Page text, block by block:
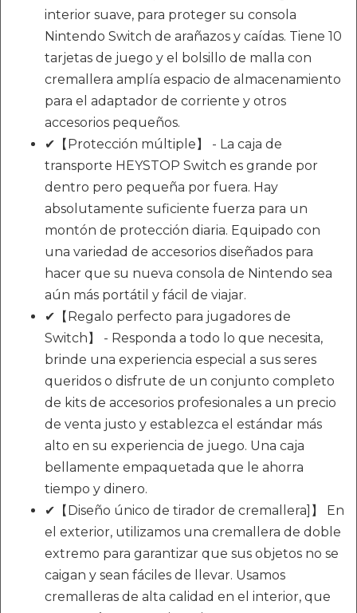
interior suave, para proteger su consola
Nintendo Switch de arañazos y caídas. Tiene 10
tarjetas de juego y el bolsillo de malla con
cremallera amplía espacio de almacenamiento
para el adaptador de corriente y otros
accesorios pequeños.
✔【Protección múltiple】 - La caja de
transporte HEYSTOP Switch es grande por
dentro pero pequeña por fuera. Hay
absolutamente suficiente fuerza para un
montón de protección diaria. Equipado con
una variedad de accesorios diseñados para
hacer que su nueva consola de Nintendo sea
aún más portátil y fácil de viajar.
✔【Regalo perfecto para jugadores de
Switch】 - Responda a todo lo que necesita,
brinde una experiencia especial a sus seres
queridos o disfrute de un conjunto completo
de kits de accesorios profesionales a un precio
de venta justo y establezca el estándar más
alto en su experiencia de juego. Una caja
bellamente empaquetada que le ahorra
tiempo y dinero.
✔【Diseño único de tirador de cremallera]】 En
el exterior, utilizamos una cremallera de doble
extremo para garantizar que sus objetos no se
caigan y sean fáciles de llevar. Usamos
cremalleras de alta calidad en el interior, que